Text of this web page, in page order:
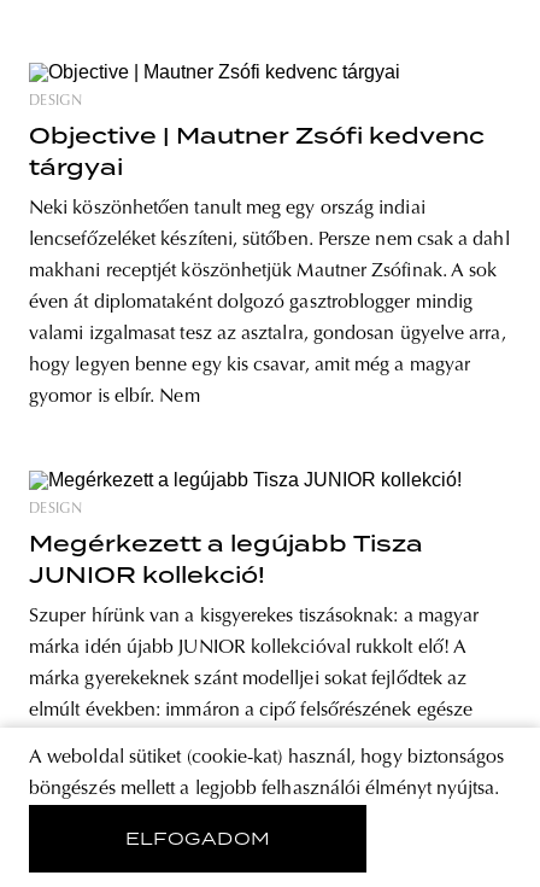
DESIGN
Objective | Mautner Zsófi kedvenc
tárgyai
Neki köszönhetően tanult meg egy ország indiai
lencsefőzeléket készíteni, sütőben. Persze nem csak a dahl
makhani receptjét köszönhetjük Mautner Zsófinak. A sok
éven át diplomataként dolgozó gasztroblogger mindig
valami izgalmasat tesz az asztalra, gondosan ügyelve arra,
hogy legyen benne egy kis csavar, amit még a magyar
gyomor is elbír. Nem
DESIGN
Megérkezett a legújabb Tisza
JUNIOR kollekció!
Szuper hírünk van a kisgyerekes tiszásoknak: a magyar
márka idén újabb JUNIOR kollekcióval rukkolt elő! A
márka gyerekeknek szánt modelljei sokat fejlődtek az
elmúlt években: immáron a cipő felsőrészének egésze
kapott, hogy bírja a játszótéri kiképzést. A felnőtt
modellekhez hasonlóan hímzett saroktükrökkel és
A weboldal sütiket (cookie-kat) használ, hogy biztonságos
böngészés mellett a legjobb felhasználói élményt nyújtsa.
ELFOGADOM